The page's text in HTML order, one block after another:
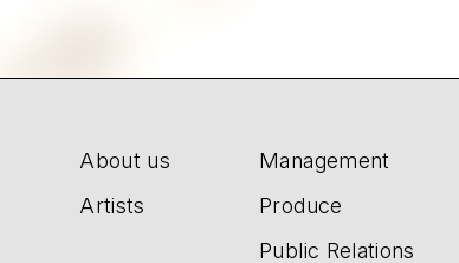
About us
Artists
Management
Produce
Public Relations